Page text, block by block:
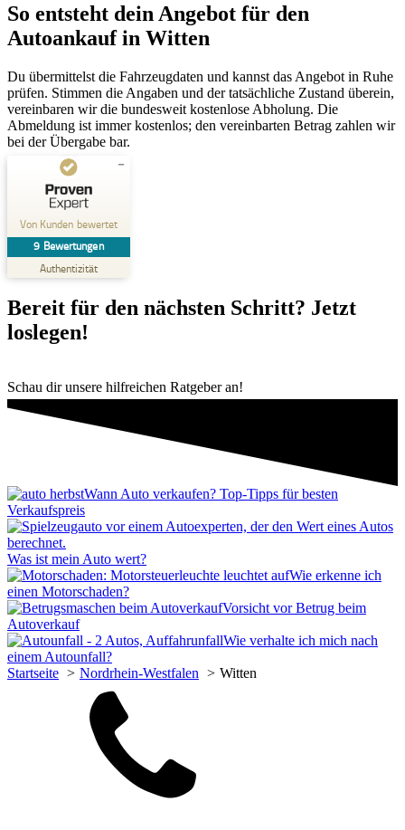
So entsteht dein Angebot für den
Autoankauf in Witten
Du übermittelst die Fahrzeugdaten und kannst das Angebot in Ruhe
prüfen. Stimmen die Angaben und der tatsächliche Zustand überein,
vereinbaren wir die bundesweit kostenlose Abholung. Die
Abmeldung ist immer kostenlos; den vereinbarten Betrag zahlen wir
bei der Übergabe bar.
Von Kunden bewertet
9 Bewertungen
Authentizität
Kundenbewertungen und Erfahrungen zu
AutoSchnellAnkauf
SEHR GUT
Erfahren Sie mehr über dieses Bewertungssiegel
Profil ansehen
Bereit für den nächsten Schritt? Jetzt
loslegen!
Schau dir unsere hilfreichen Ratgeber an!
Wann Auto verkaufen? Top-Tipps für besten
Verkaufspreis
Was ist mein Auto wert?
Wie erkenne ich
einen Motorschaden?
Vorsicht vor Betrug beim
Autoverkauf
Wie verhalte ich mich nach
einem Autounfall?
Startseite
Nordrhein-Westfalen Witten